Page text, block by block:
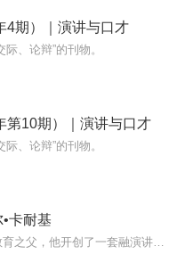
4期）｜演讲与口才
、论辩”的刊物。
第10期）｜演讲与口才
、论辩”的刊物。
卡耐基